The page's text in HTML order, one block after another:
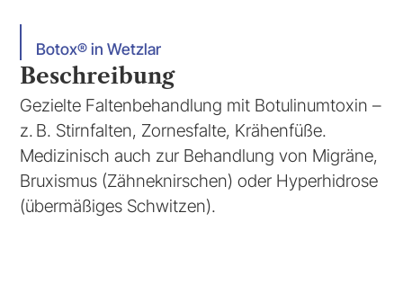
Botox® in Wetzlar
Beschreibung
Gezielte Faltenbehandlung mit Botulinumtoxin –
z. B. Stirnfalten, Zornesfalte, Krähenfüße.
Medizinisch auch zur Behandlung von Migräne,
Bruxismus (Zähneknirschen) oder Hyperhidrose
(übermäßiges Schwitzen).